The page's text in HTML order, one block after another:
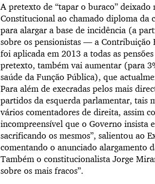
A pretexto de “tapar o buraco”
Constitucional ao chamado diploma da
para alargar a base de incidência (a
sobre os pensionistas — a
foi aplicada em 2013 a todas as
pretexto, também vai aumentar (para
saúde da Função Pública), que
Para além de execradas pelos mais
partidos da esquerda parlamentar, tais
vários comentadores de direita, assim
incompreensível que o Governo insista
sacrificando os mesmos”, salientou ao
comentando o anunciado alargamento
Também o constitucionalista Jorge
sobre os mais fracos”.